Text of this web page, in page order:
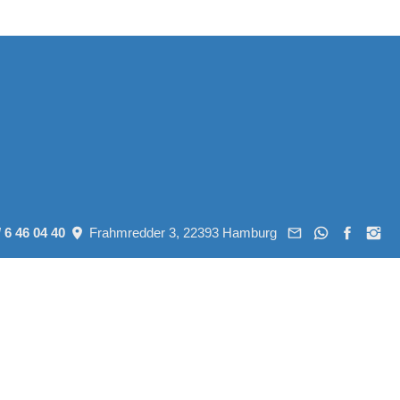
46 04 40 Frahmredder 3, 22393 Hamburg